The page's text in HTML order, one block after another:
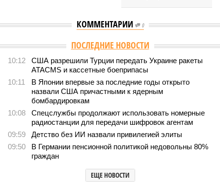
КОММЕНТАРИИ 0
Версия //Конфликт // В нескольких станциях от уже сданного
«Сказочного леса» пайщики ЖК «Станция Л» продолжают ждать от
компании Capital Group начала реальной достройки
В нескольких станциях от уже сданного «Сказочного
леса» пайщики ЖК «Станция Л» продолжают ждать от
компании Capital Group начала реальной достройки
«Станция ожидания» для дольщиков
В нескольких станциях от уже сданного «Сказочного леса» пайщики ЖК